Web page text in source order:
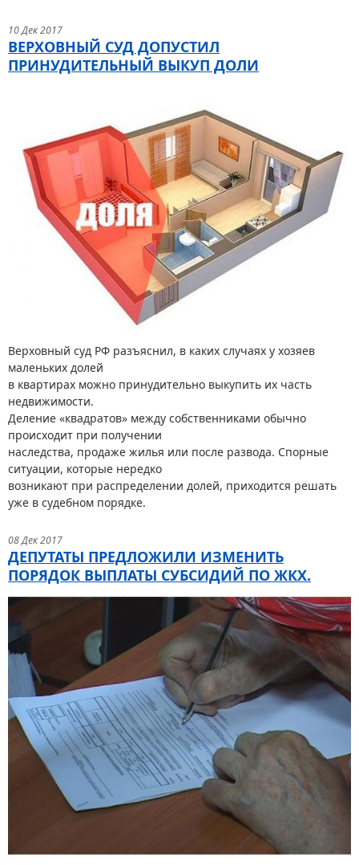
10 Дек 2017
ВЕРХОВНЫЙ СУД ДОПУСТИЛ
ПРИНУДИТЕЛЬНЫЙ ВЫКУП ДОЛИ
Верховный суд РФ разъяснил, в каких случаях у хозяев
маленьких долей
в квартирах можно принудительно выкупить их часть
недвижимости.
Деление «квадратов» между собственниками обычно
происходит при получении
наследства, продаже жилья или после развода. Спорные
ситуации, которые нередко
возникают при распределении долей, приходится решать
уже в судебном порядке.
08 Дек 2017
ДЕПУТАТЫ ПРЕДЛОЖИЛИ ИЗМЕНИТЬ
ПОРЯДОК ВЫПЛАТЫ СУБСИДИЙ ПО ЖКХ.